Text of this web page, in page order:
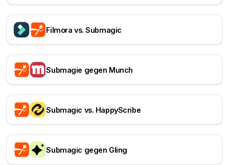
Filmora vs. Submagic
Submagie gegen Munch
Submagic vs. HappyScribe
Submagic gegen Gling